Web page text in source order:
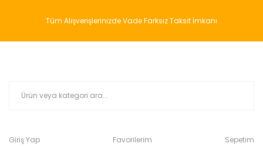
Tüm Alışverişlerinizde Vade Farksız Taksit İmkanı
Giriş Yap Favorilerim Sepetim